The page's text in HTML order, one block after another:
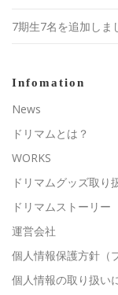
7期生7名を追加しま
Infomation
News
ドリマムとは？
WORKS
ドリマムグッズ取り
ドリマムストーリー
運営会社
個人情報保護方針（
個人情報の取り扱い